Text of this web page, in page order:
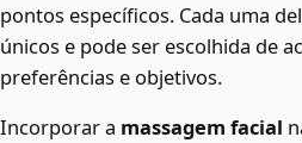
pontos específicos. Cada uma
únicos e pode ser escolhida de
preferências e objetivos.
Incorporar a massagem facial